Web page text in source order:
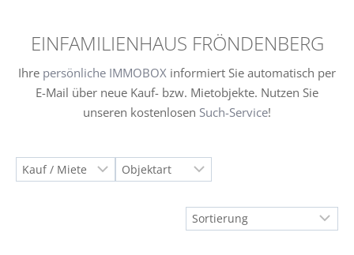
EINFAMILIENHAUS FRÖNDENBERG
Ihre persönliche IMMOBOX informiert Sie automatisch per
E-Mail über neue Kauf- bzw. Mietobjekte. Nutzen Sie
unseren kostenlosen Such-Service!